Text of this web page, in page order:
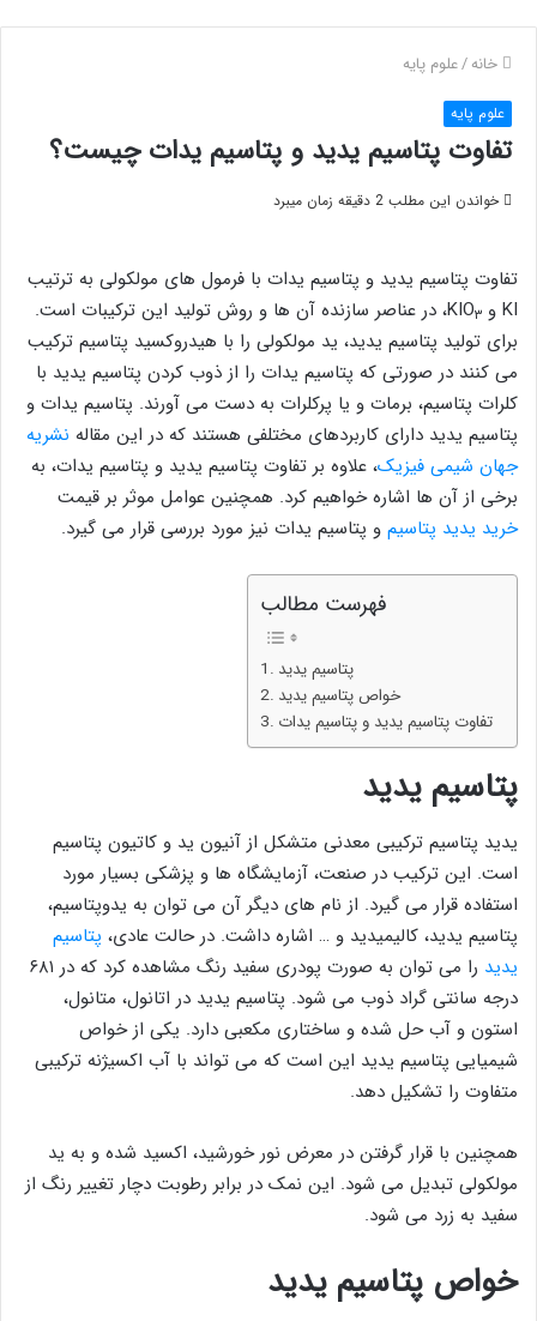
خانه/علوم پایه
علوم پایه
تفاوت پتاسیم یدید و پتاسیم یدات چیست؟
خواندن این مطلب 2 دقیقه زمان میبرد
تفاوت پتاسیم یدید و پتاسیم یدات با فرمول های مولکولی به ترتیب
KI و KIO
۳
، در عناصر سازنده آن ها و روش تولید این ترکیبات است.
برای تولید پتاسیم یدید، ید مولکولی را با هیدروکسید پتاسیم ترکیب
می کنند در صورتی که پتاسیم یدات را از ذوب کردن پتاسیم یدید با
کلرات پتاسیم، برمات و یا پرکلرات به دست می آورند. پتاسیم یدات و
پتاسیم یدید دارای کاربردهای مختلفی هستند که در این مقاله نشریه
جهان شیمی فیزیک، علاوه بر تفاوت پتاسیم یدید و پتاسیم یدات، به
برخی از آن ها اشاره خواهیم کرد. همچنین عوامل موثر بر قیمت
خرید یدید پتاسیم و پتاسیم یدات نیز مورد بررسی قرار می گیرد.
فهرست مطالب
پتاسیم یدید
خواص پتاسیم یدید
تفاوت پتاسیم یدید و پتاسیم یدات
پتاسیم یدید
یدید پتاسیم ترکیبی معدنی متشکل از آنیون ید و کاتیون پتاسیم
است. این ترکیب در صنعت، آزمایشگاه ها و پزشکی بسیار مورد
استفاده قرار می گیرد. از نام های دیگر آن می توان به یدوپتاسیم،
پتاسیم یدید، کالیمیدید و … اشاره داشت. در حالت عادی، پتاسیم
یدید
را می توان به صورت پودری سفید رنگ مشاهده کرد که در ۶۸۱
درجه سانتی گراد ذوب می شود. پتاسیم یدید در اتانول، متانول،
استون و آب حل شده و ساختاری مکعبی دارد. یکی از خواص
شیمیایی پتاسیم یدید این است که می تواند با آب اکسیژنه ترکیبی
متفاوت را تشکیل دهد.
همچنین با قرار گرفتن در معرض نور خورشید، اکسید شده و به ید
مولکولی تبدیل می شود. این نمک در برابر رطوبت دچار تغییر رنگ از
سفید به زرد می شود.
خواص پتاسیم یدید